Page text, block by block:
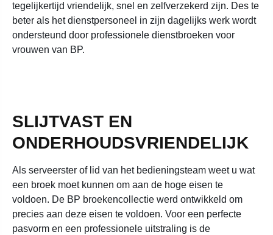
tegelijkertijd vriendelijk, snel en zelfverzekerd zijn. Des te
beter als het dienstpersoneel in zijn dagelijks werk wordt
ondersteund door professionele dienstbroeken voor
vrouwen van BP.
SLIJTVAST EN
ONDERHOUDSVRIENDELIJK
Als serveerster of lid van het bedieningsteam weet u wat
een broek moet kunnen om aan de hoge eisen te
voldoen. De BP broekencollectie werd ontwikkeld om
precies aan deze eisen te voldoen. Voor een perfecte
pasvorm en een professionele uitstraling is de